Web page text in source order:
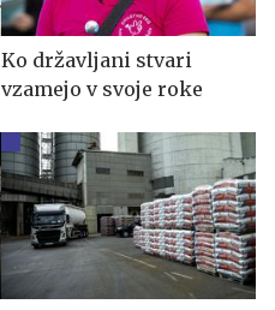
Ko državljani stvari
vzamejo v svoje roke